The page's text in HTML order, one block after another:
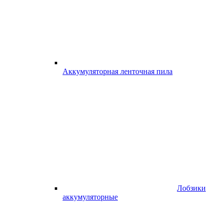
Аккумуляторная ленточная пила
Лобзики
аккумуляторные